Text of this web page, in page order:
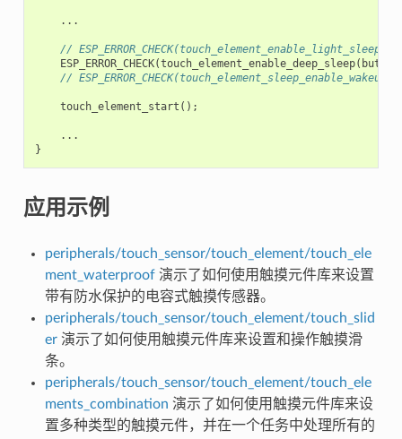
...
//
ESP_ERROR_CHECK(touch_element_enable_deep_sleep(
//
touch_element_start ();
...
}
应用示例
peripherals/touch_sensor/touch_element/touch_ele
ment_waterproof演示了如何使用触摸元件库来设置
带有防水保护的电容式触摸传感器。
peripherals/touch_sensor/touch_element/touch_slid
er演示了如何使用触摸元件库来设置和操作触摸滑
条。
peripherals/touch_sensor/touch_element/touch_ele
ments_combination 演示了如何使用触摸元件库来设
置多种类型的触摸元件，并在一个任务中处理所有的